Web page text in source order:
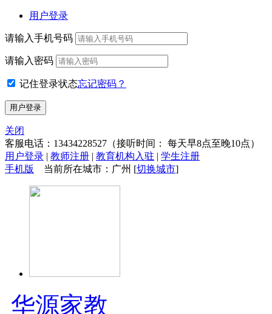
用户登录
请输入手机号码
请输入密码
记住登录状态忘记密码？
关闭
客服电话： 13434228527 （接听时间： 每天早8点至晚10点）
用户登录 | 教师注册 | 教育机构入驻 | 学生注册
手机版
当前所在城市：广州 [切换城市]
华源家教